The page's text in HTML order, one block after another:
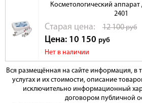
Косметологический аппарат
2401
Cтарая цена: 12 100руб
Цена: 10 150 руб
Нет в наличии
Вся размещённая на сайте информация, в
услугах и их стоимости, описание
исключительно информационный
договором публичной